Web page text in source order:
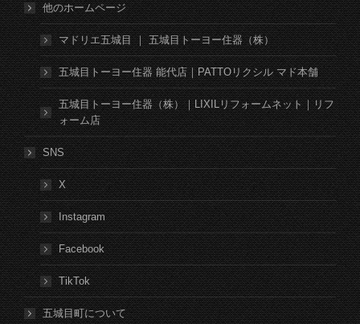
他のホームページ
マドリエ五城目 ｜ 五城目トーヨー住器（株）
五城目トーヨー住器 能代店｜PATTOリクシル マド本舗
五城目トーヨー住器（株）｜LIXILリフォームネット｜リフ
ォーム店
SNS
X
Instagram
Facebook
TikTok
五城目町について